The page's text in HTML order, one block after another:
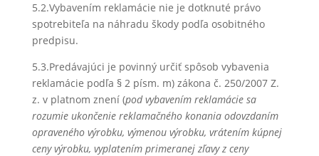
5.2.Vybavením reklamácie nie je dotknuté právo
spotrebiteľa na náhradu škody podľa osobitného
predpisu.
5.3.Predávajúci je povinný určiť spôsob vybavenia
reklamácie podľa § 2 písm. m) zákona č. 250/2007 Z.
z. v platnom znení (pod vybavením reklamácie sa
rozumie ukončenie reklamačného konania odovzdaním
opraveného výrobku, výmenou výrobku, vrátením kúpnej
ceny výrobku, vyplatením primeranej zľavy z ceny